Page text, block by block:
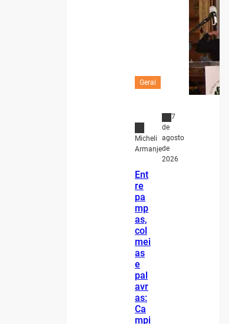
Geral
Micheli
Armanje
7
de
agosto
de
2026
Ent
re
pa
mp
as,
col
mei
as
e
pal
avr
as:
Ca
mpi